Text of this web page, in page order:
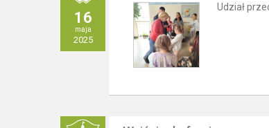
16
maja
2025
Udział